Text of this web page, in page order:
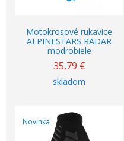
Motokrosové rukavice
ALPINESTARS RADAR
modrobiele
35,79 €
skladom
Novinka